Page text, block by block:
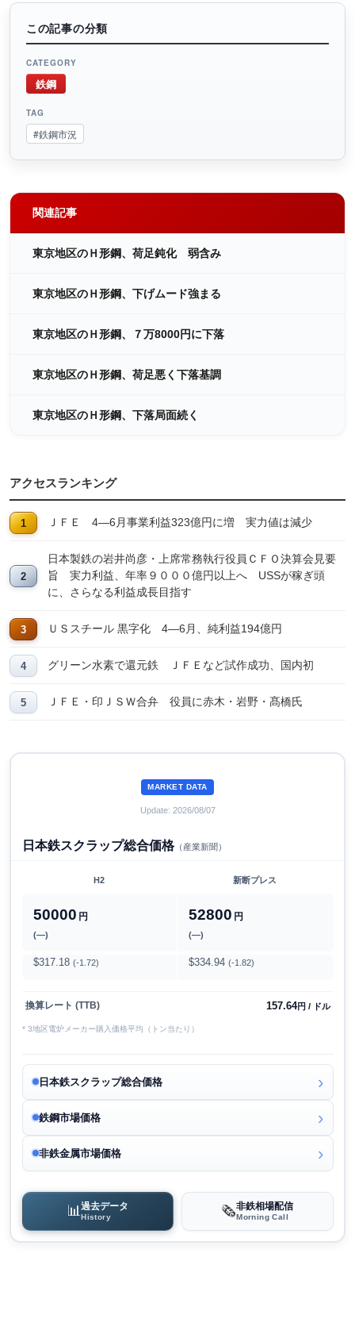
この記事の分類
CATEGORY
鉄鋼
TAG
#鉄鋼市況
関連記事
東京地区のＨ形鋼、荷足鈍化 弱含み
東京地区のＨ形鋼、下げムード強まる
東京地区のＨ形鋼、７万8000円に下落
東京地区のＨ形鋼、荷足悪く下落基調
東京地区のＨ形鋼、下落局面続く
アクセスランキング
ＪＦＥ 4―6月事業利益323億円に増 実力値は減少
日本製鉄の岩井尚彦・上席常務執行役員ＣＦＯ決算会見要
旨 実力利益、年率９０００億円以上へ USSが稼ぎ頭
に、さらなる利益成長目指す
ＵＳスチール 黒字化 4―6月、純利益194億円
グリーン水素で還元鉄 ＪＦＥなど試作成功、国内初
ＪＦＥ・印ＪＳＷ合弁 役員に赤木・岩野・髙橋氏
MARKET DATA
Update: 2026/08/07
日本鉄スクラップ総合価格（産業新聞）
H2 新断プレス
50000 円
(―)
52800 円
(―)
$317.18 (-1.72) $334.94 (-1.82)
換算レート (TTB) 157.64円 / ドル
* 3地区電炉メーカー購入価格平均（トン当たり）
日本鉄スクラップ総合価格
鉄鋼市場価格
非鉄金属市場価格
📊過去データ
History 🗞️非鉄相場配信
Morning Call